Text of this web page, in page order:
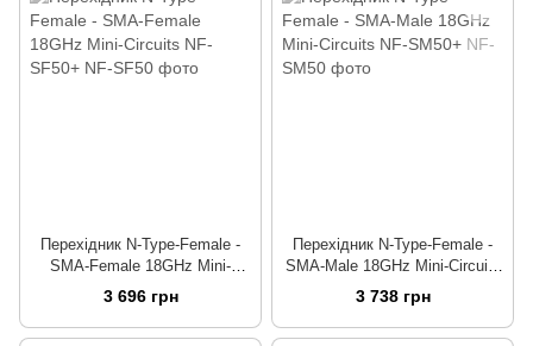
Перехідник N-Type-Female -
SMA-Female 18GHz Mini-
Circuits NF-SF50+
3 696 грн
Перехідник N-Type-Female -
SMA-Male 18GHz Mini-Circuits
NF-SM50+
3 738 грн